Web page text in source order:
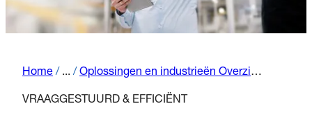
Home / ... / Oplossingen en industrieën Overzicht
VRAAGGESTUURD & EFFICIËNT